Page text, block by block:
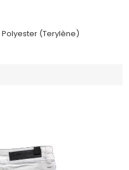
Polyester (Terylène)